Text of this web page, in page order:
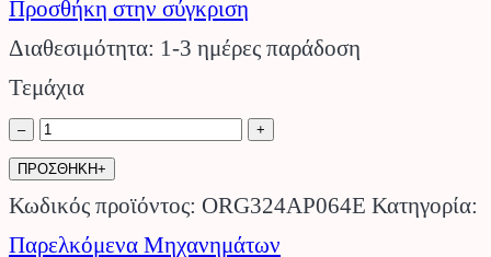
Προσθήκη στην σύγκριση
Διαθεσιμότητα: 1-3 ημέρες παράδοση
Τεμάχια
–
Αλυσίδα
24AP
1/4"
1.1
+
ΠΡΟΣΘΗΚΗ+
Κωδικός προϊόντος: ORG324AP064E Κατηγορία:
Παρελκόμενα Μηχανημάτων